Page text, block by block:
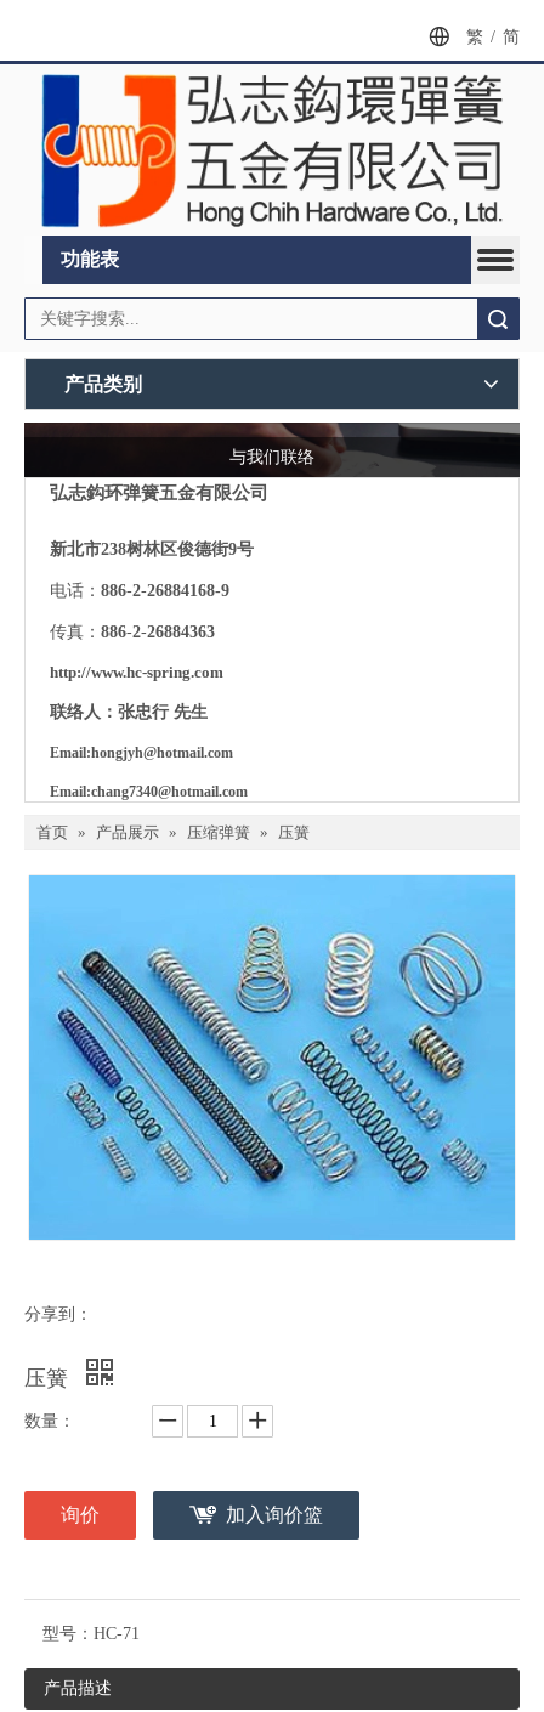
繁 / 简
功能表
产品类别
与我们联络
弘志鈎环弹簧五金有限公司
新北市238树林区俊德街9号
电话： 886-2-26884168-9
传真： 886-2-26884363
http://www.hc-spring.com
联络人：张忠行 先生
Email:hongjyh@hotmail.com
Email:chang7340@hotmail.com
首页 » 产品展示 » 压缩弹簧 » 压簧
分享到：
压簧
数量：
询价 加入询价篮
型号： HC-71
产品描述